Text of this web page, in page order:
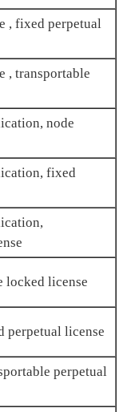
, fixed perpetual
, transportable
node
fixed
locked license
perpetual license
perpetual